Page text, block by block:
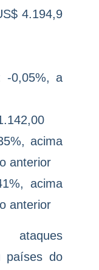
4.194,9
-0,05%, a
acima
anterior
acima
anterior
países do